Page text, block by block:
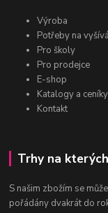
Výroba
Potřeby na
Pro školy
Pro prodejce
E-shop
Katalogy a ceníky
Kontakt
Trhy na
S našim zbožím se
pořádány dvakrát do